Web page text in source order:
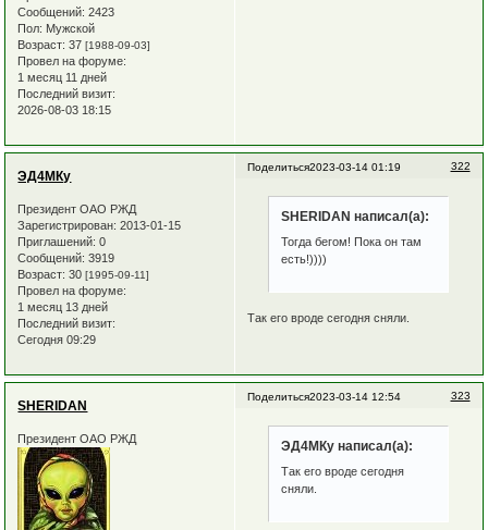
Сообщений: 2423
Пол: Мужской
Возраст: 37[1988-09-03]
Провел на форуме:
1 месяц 11 дней
Последний визит:
2026-08-03 18:15
Поделиться 322
2023-03-14 01:19
ЭД4МКу
Президент ОАО РЖД
Зарегистрирован: 2013-01-15
Приглашений: 0
Сообщений: 3919
Возраст: 30[1995-09-11]
Провел на форуме:
1 месяц 13 дней
Последний визит:
Сегодня 09:29
SHERIDAN написал(а):
Тогда бегом! Пока он там
есть!))))
Так его вроде сегодня сняли.
Поделиться 323
2023-03-14 12:54
SHERIDAN
Президент ОАО РЖД ЭД4МКу написал(а):
Так его вроде сегодня
сняли.